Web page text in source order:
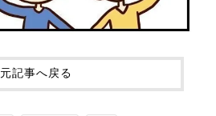
元記事へ戻る